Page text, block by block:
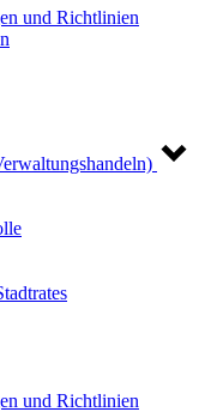
und Richtlinien
und Richtlinien